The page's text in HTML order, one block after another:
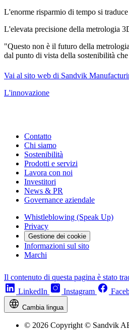
L'enorme risparmio di tempo si
L'elevata precisione della metrologia
"Questo non è il futuro della
dal punto di vista della sostenibilità
Vai al sito web di Sandvik
L'innovazione
Contatto
Chi siamo
Sostenibilità
Prodotti e servizi
Lavora con noi
Investitori
News & PR
Governance aziendale
Whistleblowing (Speak Up)
Privacy
Gestione dei cookie
Informazioni sul sito
Marchi
Il contenuto di questa pagina è stato
LinkedIn
Instagram
Cambia lingua
© 2026 Copyright © Sandvik